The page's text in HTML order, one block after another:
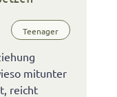
Teenager
mitunter
reicht